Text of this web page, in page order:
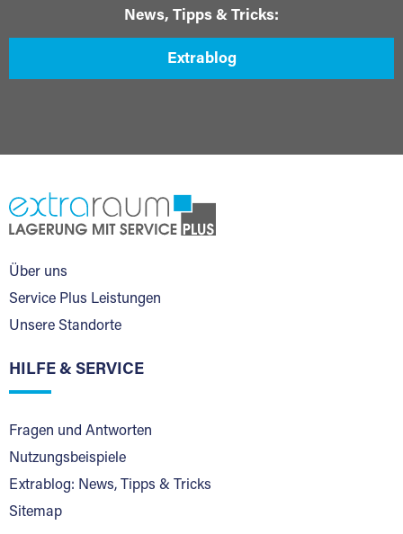
News, Tipps & Tricks:
Extrablog
Über uns
Service Plus Leistungen
Unsere Standorte
HILFE & SERVICE
Fragen und Antworten
Nutzungsbeispiele
Extrablog: News, Tipps & Tricks
Sitemap